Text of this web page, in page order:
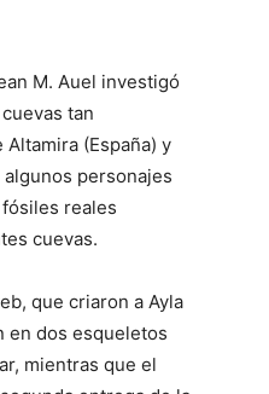
M. Auel investigó
tan
(España) y
algunos personajes
reales
cuevas.
que criaron a Ayla
en dos esqueletos
mientras que el